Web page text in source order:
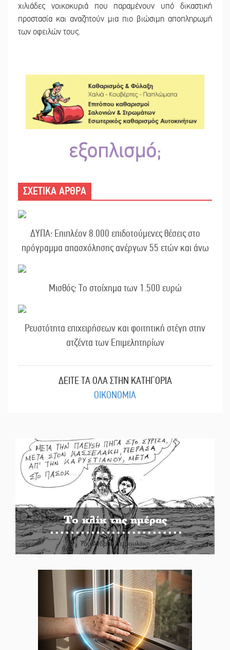
χιλιάδες νοικοκυριά που παραμένουν υπό δικαστική
προστασία και αναζητούν μια πιο βιώσιμη αποπληρωμή
των οφειλών τους.
ΣΧΕΤΙΚΑ ΑΡΘΡΑ
ΔΥΠΑ: Επιπλέον 8.000 επιδοτούμενες θέσεις στο
πρόγραμμα απασχόλησης ανέργων 55 ετών και άνω
Μισθός: Το στοίχημα των 1.500 ευρώ
Ρευστότητα επιχειρήσεων και φοιτητική στέγη στην
ατζέντα των Επιμελητηρίων
ΔΕΙΤΕ ΤΑ ΟΛΑ ΣΤΗΝ ΚΑΤΗΓΟΡΙΑ
ΟΙΚΟΝΟΜΙΑ
Το κλίκ της ημέρας
Του Ανδρέα Πετρουλάκη